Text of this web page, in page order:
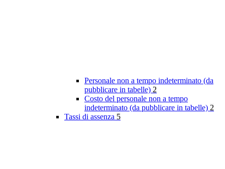
Personale non a tempo indeterminato (da
pubblicare in tabelle) 2
Costo del personale non a tempo
indeterminato (da pubblicare in tabelle) 2
Tassi di assenza 5